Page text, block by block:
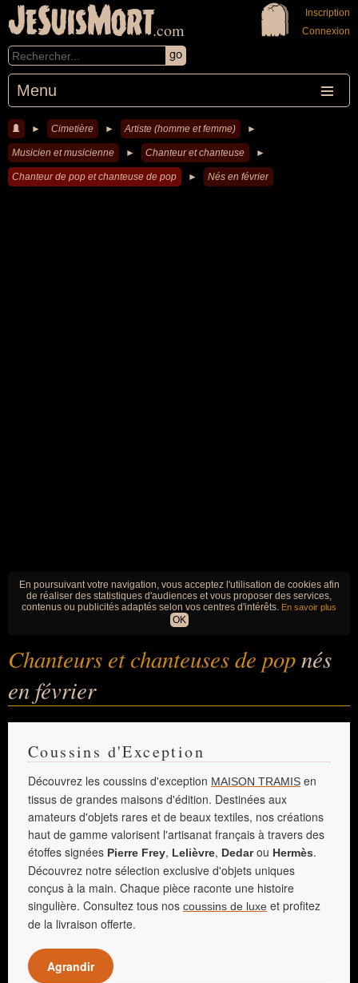
JeSuisMort.com
Menu
Inscription
Connexion
► Cimetière ► Artiste (homme et femme) ►
Musicien et musicienne ► Chanteur et chanteuse ►
Chanteur de pop et chanteuse de pop ► Nés en février
En poursuivant votre navigation, vous acceptez l'utilisation de cookies afin
de réaliser des statistiques d'audiences et vous proposer des services,
contenus ou publicités adaptés selon vos centres d'intérêts. En savoir plus
OK
Chanteurs et chanteuses de popnés
en février
Coussins d'Exception
Découvrez les coussins d'exception MAISON TRAMIS en
tissus de grandes maisons d'édition. Destinées aux
amateurs d'objets rares et de beaux textiles, nos créations
haut de gamme valorisent l'artisanat français à travers des
étoffes signées Pierre Frey, Lelièvre, Dedarou Hermès.
Découvrez notre sélection exclusive d'objets uniques
conçus à la main. Chaque pièce raconte une histoire
singulière. Consultez tous nos coussins de luxe et profitez
de la livraison offerte.
Agrandir